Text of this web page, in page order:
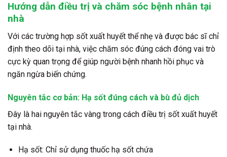
Hướng dẫn điều trị và chăm sóc bệnh nhân tại
nhà
Với các trường hợp sốt xuất huyết thể nhẹ và được bác sĩ chỉ
định theo dõi tại nhà, việc chăm sóc đúng cách đóng vai trò
cực kỳ quan trọng để giúp người bệnh nhanh hồi phục và
ngăn ngừa biến chứng.
Nguyên tắc cơ bản: Hạ sốt đúng cách và bù đủ dịch
Đây là hai nguyên tắc vàng trong cách điều trị sốt xuất huyết
tại nhà.
Hạ sốt: Chỉ sử dụng thuốc hạ sốt chứa